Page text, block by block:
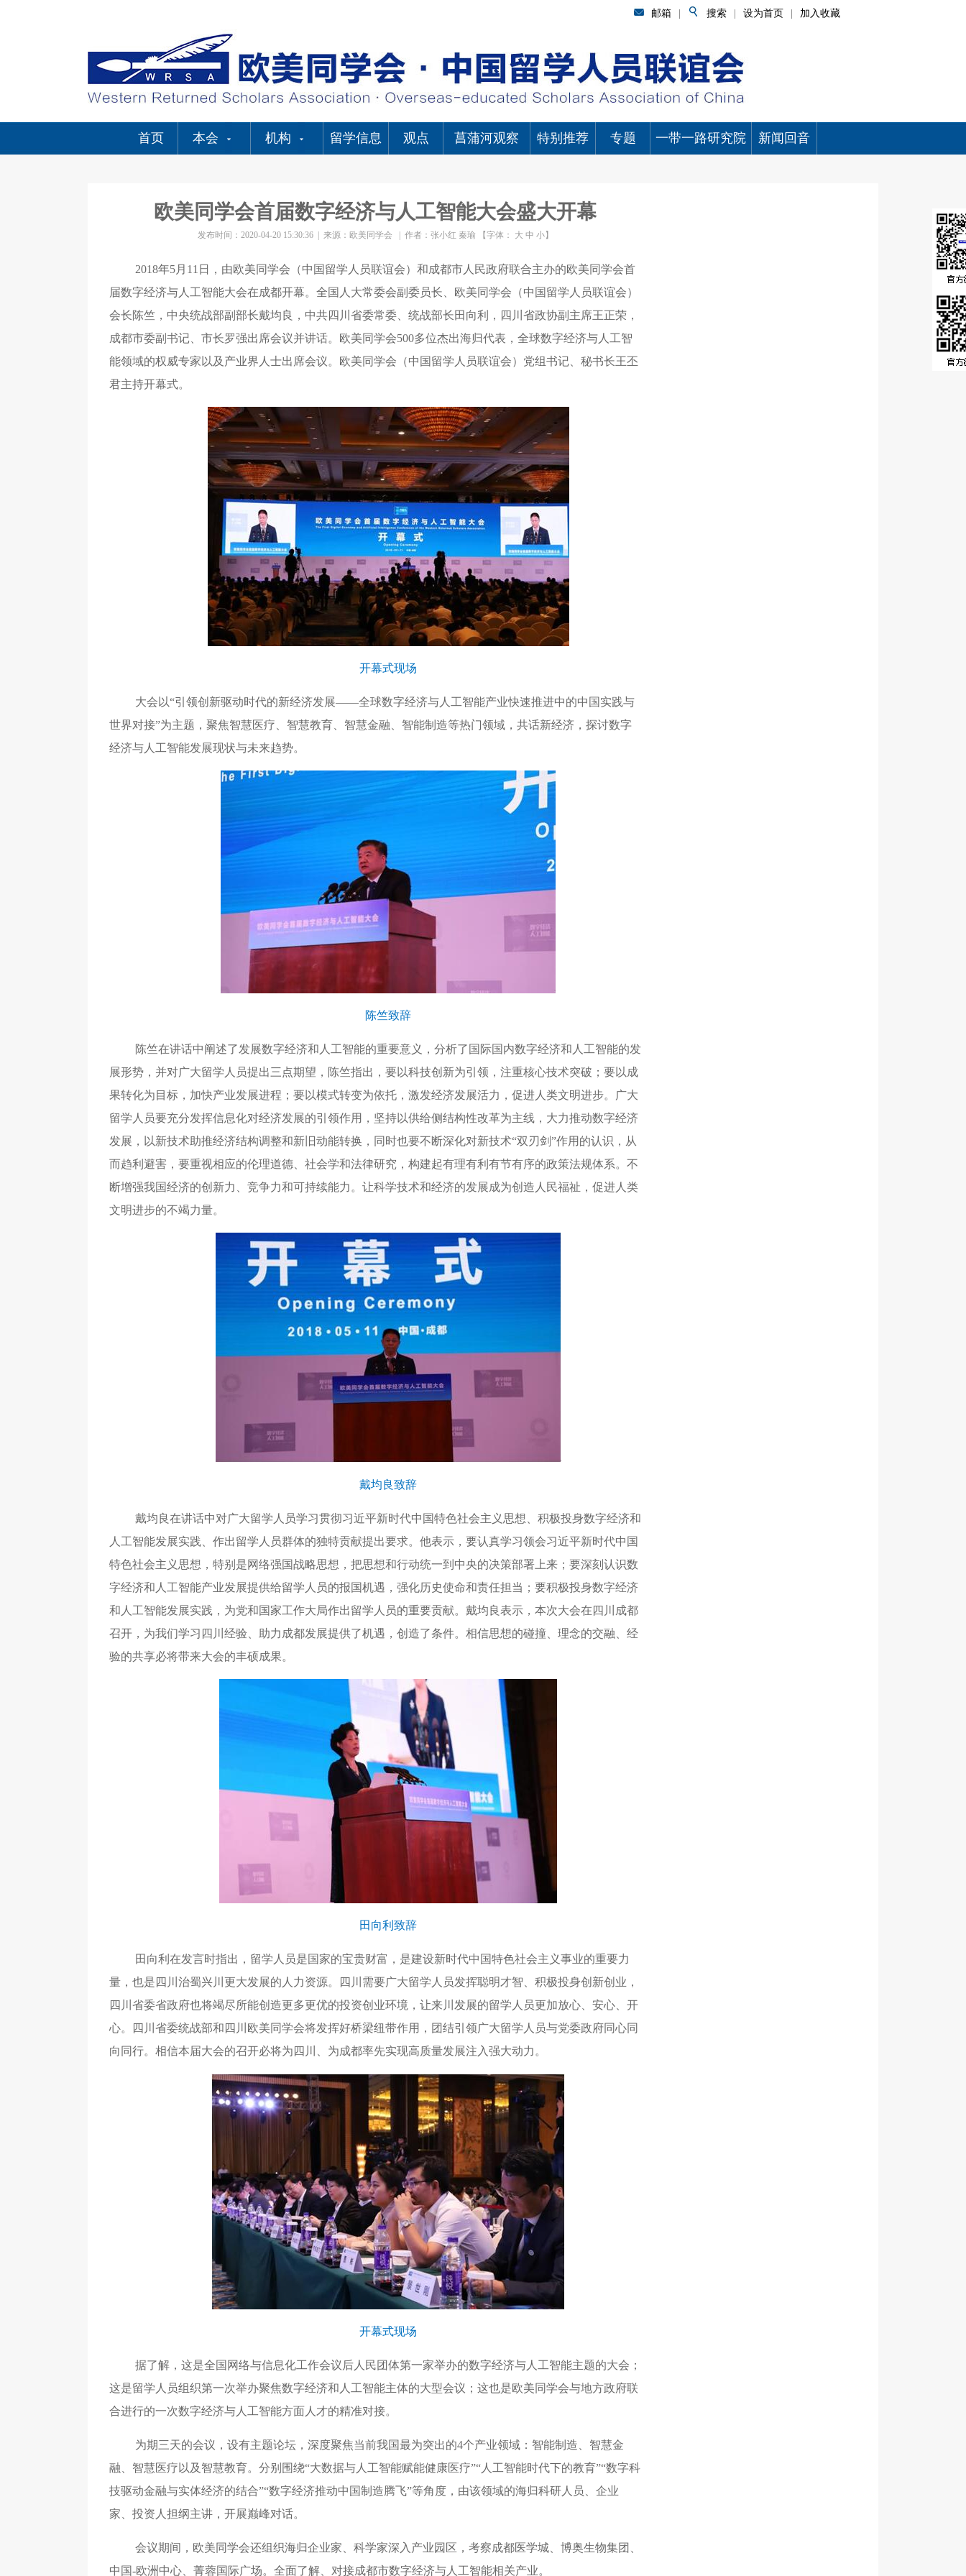
邮箱 搜索 设为首页 加入收藏
首页 本会 机构 留学信息 观点 菖蒲河观察 特别推荐 专题 一带一路研究院 新闻回音
欧美同学会首届数字经济与人工智能大会盛大开幕
发布时间：2020-04-20 15:30:36| 来源：欧美同学会 作者：张小红 秦瑜 【字体： 大 中 小】
2018年5月11日，由欧美同学会（中国留学人员联谊会）和成都市人民政府联合主办的欧美同学会首
届数字经济与人工智能大会在成都开幕。全国人大常委会副委员长、欧美同学会（中国留学人员联谊会）
会长陈竺，中央统战部副部长戴均良，中共四川省委常委、统战部长田向利，四川省政协副主席王正荣，
成都市委副书记、市长罗强出席会议并讲话。欧美同学会500多位杰出海归代表，全球数字经济与人工智
能领域的权威专家以及产业界人士出席会议。欧美同学会（中国留学人员联谊会）党组书记、秘书长王丕
君主持开幕式。
开幕式现场
大会以“引领创新驱动时代的新经济发展——全球数字经济与人工智能产业快速推进中的中国实践与
世界对接”为主题，聚焦智慧医疗、智慧教育、智慧金融、智能制造等热门领域，共话新经济，探讨数字
经济与人工智能发展现状与未来趋势。
陈竺致辞
陈竺在讲话中阐述了发展数字经济和人工智能的重要意义，分析了国际国内数字经济和人工智能的发
展形势，并对广大留学人员提出三点期望，陈竺指出，要以科技创新为引领，注重核心技术突破；要以成
果转化为目标，加快产业发展进程；要以模式转变为依托，激发经济发展活力，促进人类文明进步。广大
留学人员要充分发挥信息化对经济发展的引领作用，坚持以供给侧结构性改革为主线，大力推动数字经济
发展，以新技术助推经济结构调整和新旧动能转换，同时也要不断深化对新技术“双刃剑”作用的认识，从
而趋利避害，要重视相应的伦理道德、社会学和法律研究，构建起有理有利有节有序的政策法规体系。不
断增强我国经济的创新力、竞争力和可持续能力。让科学技术和经济的发展成为创造人民福祉，促进人类
文明进步的不竭力量。
戴均良致辞
戴均良在讲话中对广大留学人员学习贯彻习近平新时代中国特色社会主义思想、积极投身数字经济和
人工智能发展实践、作出留学人员群体的独特贡献提出要求。他表示，要认真学习领会习近平新时代中国
特色社会主义思想，特别是网络强国战略思想，把思想和行动统一到中央的决策部署上来；要深刻认识数
字经济和人工智能产业发展提供给留学人员的报国机遇，强化历史使命和责任担当；要积极投身数字经济
和人工智能发展实践，为党和国家工作大局作出留学人员的重要贡献。戴均良表示，本次大会在四川成都
召开，为我们学习四川经验、助力成都发展提供了机遇，创造了条件。相信思想的碰撞、理念的交融、经
验的共享必将带来大会的丰硕成果。
田向利致辞
田向利在发言时指出，留学人员是国家的宝贵财富，是建设新时代中国特色社会主义事业的重要力
量，也是四川治蜀兴川更大发展的人力资源。四川需要广大留学人员发挥聪明才智、积极投身创新创业，
四川省委省政府也将竭尽所能创造更多更优的投资创业环境，让来川发展的留学人员更加放心、安心、开
心。四川省委统战部和四川欧美同学会将发挥好桥梁纽带作用，团结引领广大留学人员与党委政府同心同
向同行。相信本届大会的召开必将为四川、为成都率先实现高质量发展注入强大动力。
开幕式现场
据了解，这是全国网络与信息化工作会议后人民团体第一家举办的数字经济与人工智能主题的大会；
这是留学人员组织第一次举办聚焦数字经济和人工智能主体的大型会议；这也是欧美同学会与地方政府联
合进行的一次数字经济与人工智能方面人才的精准对接。
为期三天的会议，设有主题论坛，深度聚焦当前我国最为突出的4个产业领域：智能制造、智慧金
融、智慧医疗以及智慧教育。分别围绕“大数据与人工智能赋能健康医疗”“人工智能时代下的教育”“数字科
技驱动金融与实体经济的结合”“数字经济推动中国制造腾飞”等角度，由该领域的海归科研人员、企业
家、投资人担纲主讲，开展巅峰对话。
会议期间，欧美同学会还组织海归企业家、科学家深入产业园区，考察成都医学城、博奥生物集团、
中国-欧洲中心、菁蓉国际广场。全面了解、对接成都市数字经济与人工智能相关产业。